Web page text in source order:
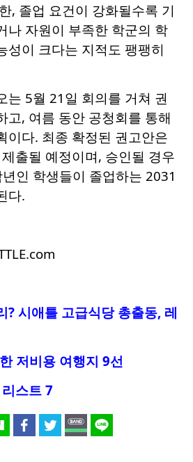
, 졸업 요건이 강화될수록 기
나 자원이 부족한 학군의 학
성이 크다는 지적도 팽팽히
는 5월 21일 회의를 거쳐 권
고, 여름 동안 공청회를 통해
이다. 최종 확정된 권고안은
출될 예정이며, 승인될 경우
인 학생들이 졸업하는 2031
다.
? 시애틀 고급식당 총출동, 레
저비용 여행지 9선
스트 7